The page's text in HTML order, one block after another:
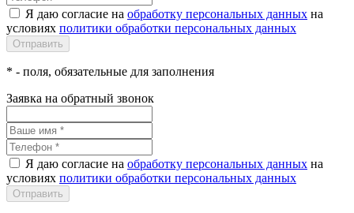
Я даю согласие на обработку персональных данных на
условиях политики обработки персональных данных
* - поля, обязательные для заполнения
Заявка на обратный звонок
Я даю согласие на обработку персональных данных на
условиях политики обработки персональных данных